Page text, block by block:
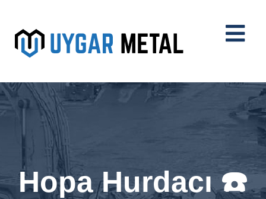
Hopa Hurdacı ☎️